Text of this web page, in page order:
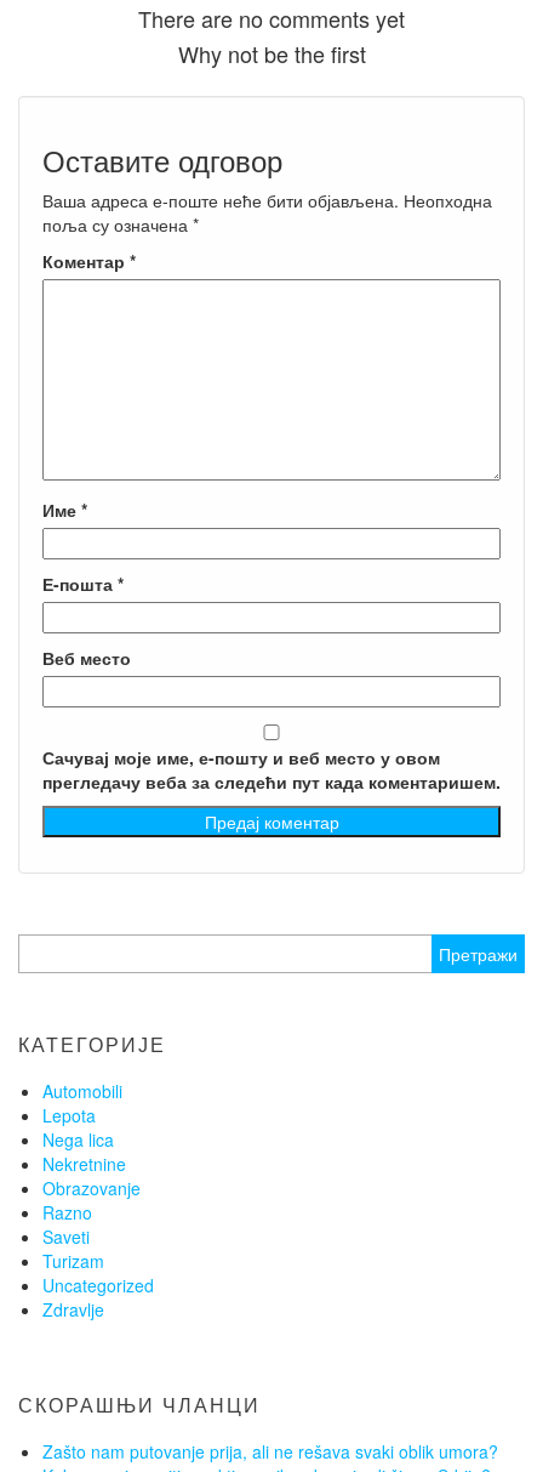
There are no comments yet
Why not be the first
Оставите одговор
Ваша адреса е-поште неће бити објављена. Неопходна
поља су означена *
Коментар *
Име *
Е-пошта *
Веб место
Сачувај моје име, е-пошту и веб место у овом
прегледачу веба за следећи пут када коментаришем.
за:
КАТЕГОРИЈЕ
Automobili
Lepota
Nega lica
Nekretnine
Obrazovanje
Razno
Saveti
Turizam
Uncategorized
Zdravlje
СКОРАШЊИ ЧЛАНЦИ
Zašto nam putovanje prija, ali ne rešava svaki oblik umora?